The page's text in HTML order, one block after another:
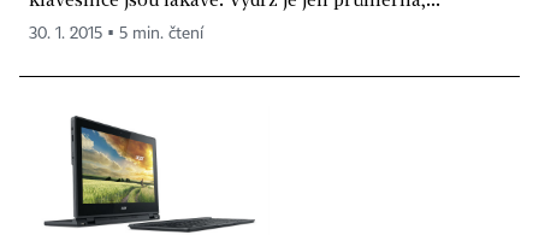
30. 1. 2015 ▪ 5 min. čtení